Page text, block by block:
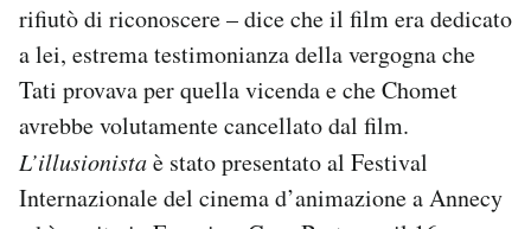
rifiutò di riconoscere – dice che il film era dedicato
a lei, estrema testimonianza della vergogna che
Tati provava per quella vicenda e che Chomet
avrebbe volutamente cancellato dal film.
L’illusionistaè stato presentato al Festival
Internazionale del cinema d’animazione a Annecy